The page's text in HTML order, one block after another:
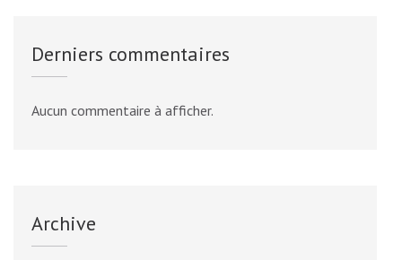
Derniers commentaires
Aucun commentaire à afficher.
Archive